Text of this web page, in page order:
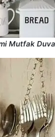
Mutfak